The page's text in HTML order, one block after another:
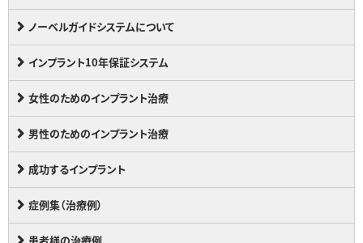
ノーベルガイドシステムについて
インプラント10年保証システム
女性のためのインプラント治療
男性のためのインプラント治療
成功するインプラント
症例集（治療例）